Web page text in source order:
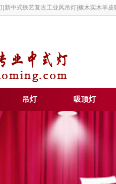
新中式铁艺复古工业风吊灯|橡木实木羊
吊灯 吸顶灯